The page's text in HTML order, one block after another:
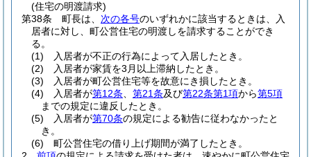
(住宅の明渡請求)
第38条
町長は、 次の各号のいずれかに該当するときは、入
居者に対し、町公営住宅の明渡しを請求することができ
る。
(1)
入居者が不正の行為によって入居したとき。
(2)
入居者が家賃を3月以上滞納したとき。
(3)
入居者が町公営住宅等を故意にき損したとき。
(4)
入居者が第12条 第21条及び第22条第1項から第5項
までの規定に違反したとき。
(5)
入居者が第70条の規定による勧告に従わなかったと
き。
(6)
町公営住宅の借り上げ期間が満了したとき。